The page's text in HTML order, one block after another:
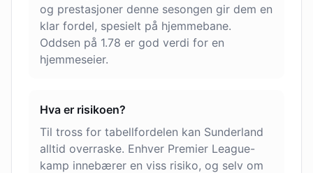
og prestasjoner denne sesongen gir dem en
klar fordel, spesielt på hjemmebane.
Oddsen på 1.78 er god verdi for en
hjemmeseier.
Hva er risikoen?
Til tross for tabellfordelen kan Sunderland
alltid overraske. Enhver Premier League-
kamp innebærer en viss risiko, og selv om